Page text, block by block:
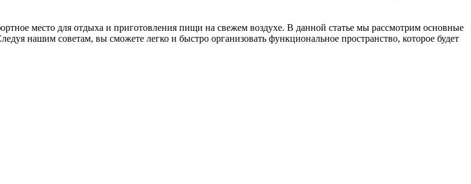
место для отдыха и приготовления пищи на свежем воздухе. В данной статье мы рассмотрим основные
нашим советам, вы сможете легко и быстро организовать функциональное пространство, которое будет